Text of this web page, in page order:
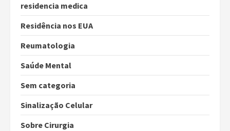
residencia medica
Residência nos EUA
Reumatologia
Saúde Mental
Sem categoria
Sinalização Celular
Sobre Cirurgia